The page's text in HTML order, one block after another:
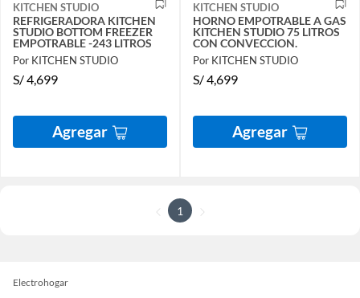
KITCHEN STUDIO
REFRIGERADORA KITCHEN
STUDIO BOTTOM FREEZER
EMPOTRABLE -243 LITROS
Por KITCHEN STUDIO
S/4,699
Agregar
KITCHEN STUDIO
HORNO EMPOTRABLE A GAS
KITCHEN STUDIO 75 LITROS
CON CONVECCION.
Por KITCHEN STUDIO
S/4,699
Agregar
1
Electrohogar